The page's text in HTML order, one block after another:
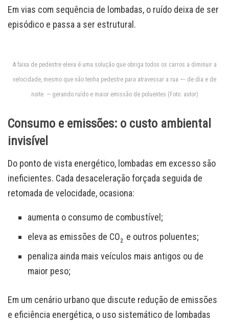
Em vias com sequência de lombadas, o ruído deixa de ser
episódico e passa a ser estrutural.
A faixa de pedestre eleva é uma solução que obriga todos os carros a diminuir a
velocidade, mesmo que não tenha pedestre para atravessar a rua —- de dia e de
noite — gerando ruído e maior emissão de poluentes (Foto: autor)
Consumo e emissões: o custo ambiental
invisível
Do ponto de vista energético, lombadas em excesso são
ineficientes. Cada desaceleração forçada seguida de
retomada de velocidade, ocasiona:
aumenta o consumo de combustível;
eleva as emissões de CO2
e outros poluentes;
penaliza ainda mais veículos mais antigos ou de
maior peso;
Em um cenário urbano que discute redução de emissões
e eficiência energética, o uso sistemático de lombadas